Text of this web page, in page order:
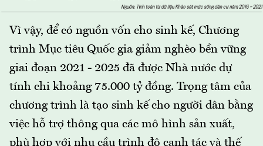
Vì vậy, để có nguồn vốn cho sinh kế, Chương
trình Mục tiêu Quốc gia giảm nghèo bền vững
giai đoạn 2021 - 2025 đã được Nhà nước dự
tính chi khoảng 75.000 tỷ đồng. Trọng tâm của
chương trình là tạo sinh kế cho người dân bằng
việc hỗ trợ thông qua các mô hình sản xuất,
phù hợp với nhu cầu trình độ canh tác và thế